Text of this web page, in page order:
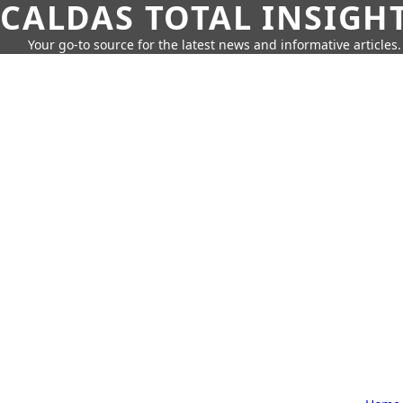
CALDAS TOTAL
Your go-to source for the latest news and informative articles.